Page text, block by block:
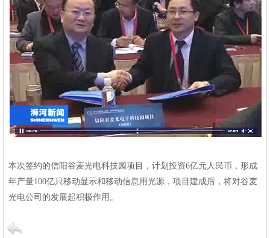
本次签约的信阳谷麦光电科技园项目，计划投资6亿元人民币，形成
年产量100亿只移动显示和移动信息用光源，项目建成后，将对谷麦
光电公司的发展起积极作用。